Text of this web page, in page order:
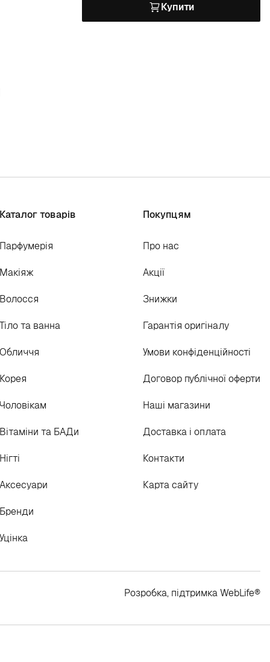
Купити
Каталог товарів
Парфумерія
Макіяж
Волосся
Тіло та ванна
Обличчя
Корея
Чоловікам
Вітаміни та БАДи
Нігті
Аксесуари
Бренди
Уцінка
Покупцям
Про нас
Акції
Знижки
Гарантія оригіналу
Умови конфіденційності
Договор публічної оферти
Наші магазини
Доставка і оплата
Контакти
Карта сайту
Розробка, підтримкаWebLife®